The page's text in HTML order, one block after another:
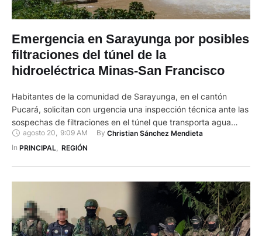
Emergencia en Sarayunga por posibles
filtraciones del túnel de la
hidroeléctrica Minas-San Francisco
Habitantes de la comunidad de Sarayunga, en el cantón
Pucará, solicitan con urgencia una inspección técnica ante las
sospechas de filtraciones en el túnel que transporta agua
desde la Central Hidroeléctrica Minas–San Francisco, ubicada
entre las provincias de Azuay y El Oro. Este túnel, de 13,9
agosto 20, 9:09 AM By Christian Sánchez Mendieta
In PRINCIPAL REGIÓN